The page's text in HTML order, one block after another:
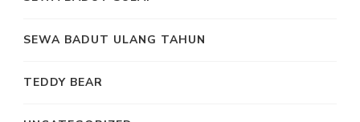
SEWA BADUT ULANG TAHUN
TEDDY BEAR